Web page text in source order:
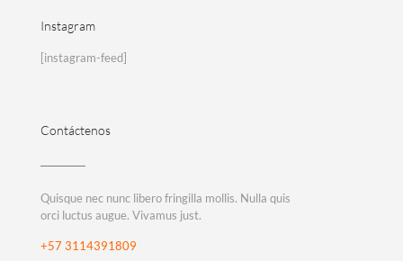
Instagram
[instagram-feed]
Contáctenos
Quisque nec nunc libero fringilla mollis. Nulla quis
orci luctus augue. Vivamus just.
+57 3114391809